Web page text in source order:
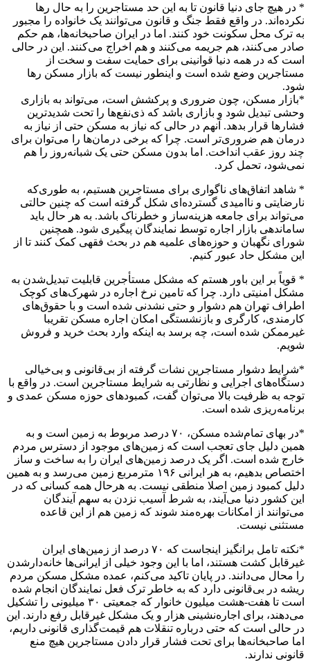
* در هیچ جای دنیا قانون تا به این حد مستاجرین را به حال رها
نکرده‌اند. در واقع فقط جنگ و قانون می‌توانند یک خانواده را مجبور
به ترک محل سکونت خود کنند. اما در ایران صاحبخانه‌ها، هم حکم
صادر می‌کنند، هم جریمه می‌کنند و هم اخراج می‌کنند. این در حالی
است که در همه دنیا قوانینی برای حمایت سفت و سخت از
مستاجرین وضع شده است و اینطور نیست که بازار مسکن رها
شود.
*بازار مسکن، چون ضروری و پر‌کشش است، می‌تواند به بازاری
وحشی تبدیل شود و بازاری باشد که ذی‌نفع‌ها را تحت شدیدترین
فشار‌ها قرار بدهد. آنهم در حالی که نیاز به مسکن حتی از نیاز به
درمان هم ضروری‌تر است. چرا که برخی درمان‌ها را می‌توان برای
چند روز عقب انداخت. اما بدون مسکن حتی یک شبانه‌روز را هم
نمی‌شود، تحمل کرد.
* شاهد اتفاق‌های ناگواری برای مستاجرین هستیم، به طوری‌که
نارضایتی و ناامیدی گسترده‌ای شکل گرفته است که چنین حالتی
می‌تواند برای جامعه هزینه‌ساز و خطرناک باشد. به هر حال باید
ساماندهی بازار اجاره توسط نمایندگان پیگیری شود. همچنین
شورای نگهبان و حوزه‌های علمیه هم در بحث فقهی کمک کنند تا از
این مشکل حاد عبور کنیم.
* قویاً بر این باور هستم که مشکل مستأجرین قابلیت تبدیل‌شدن به
مشکل امنیتی دارد. چرا که تامین نرخ اجاره در شهرک‌های کوچک
اطراف تهران هم دشوار و حتی نشدنی شده است و با حقوق‌های
کارمندی، کارگری و بازنشستگی امکان اجاره مسکن تقریبا
غیرممکن شده است، چه برسد به اینکه وارد بحث خرید و فروش
شویم.
*شرایط دشوار مستاجرین نشات گرفته از بی‌قانونی و بی‌خیالی
دستگاه‌های اجرایی و نظارتی به شرایط مستاجرین است. در واقع با
توجه به ظرفیت بالا می‌توان گفت، کمبود‌های حوزه مسکن عمدی و
برنامه‌ریزی شده است.
*در بهای تمام‌شده مسکن، ۷۰ درصد مربوط به زمین است و به
همین دلیل جای تعجب است که زمین‌های موجود از دسترس مردم
خارج شده است. اگر یک درصد زمین‌های ایران را به ساخت و ساز
اختصاص بدهیم، به هر ایرانی ۱۹۶ مترمربع زمین می‌رسد و به همین
دلیل کمبود زمین اصلا منطقی نیست. به هرحال همه کسانی که در
این کشور دنیا می‌آیند، به شرط آسیب نزدن به سهم آیندگان
می‌توانند از امکانات بهره‌مند شوند که زمین هم از این قاعده
مستثنی نیست.
*نکته تامل برانگیز اینجاست که ۷۰ درصد از زمین‌های ایران
غیرقابل کشت هستند، اما با این وجود خیلی از ایرانی‌ها خانه‌دار‌شدن
را محال می‌دانند. در پایان تاکید می‌کنم، عمده مشکل مسکن مردم
ریشه در بی‌قانونی دارد که به خاطر ترک فعل نمایندگان انجام شده
است تا هفت-هشت میلیون خانوار که جمعیتی ۳۰ میلیونی را تشکیل
می‌دهند، برای اجاره‌نشینی هزار و یک مشکل غیرقابل رفع دارند. این
در حالی است که حتی درباره تنقلات هم قیمت‌گذاری قانونی داریم،
اما صاحبخانه‌ها برای تحت فشار قرار دادن مستاجرین هیچ منع
قانونی ندارند.